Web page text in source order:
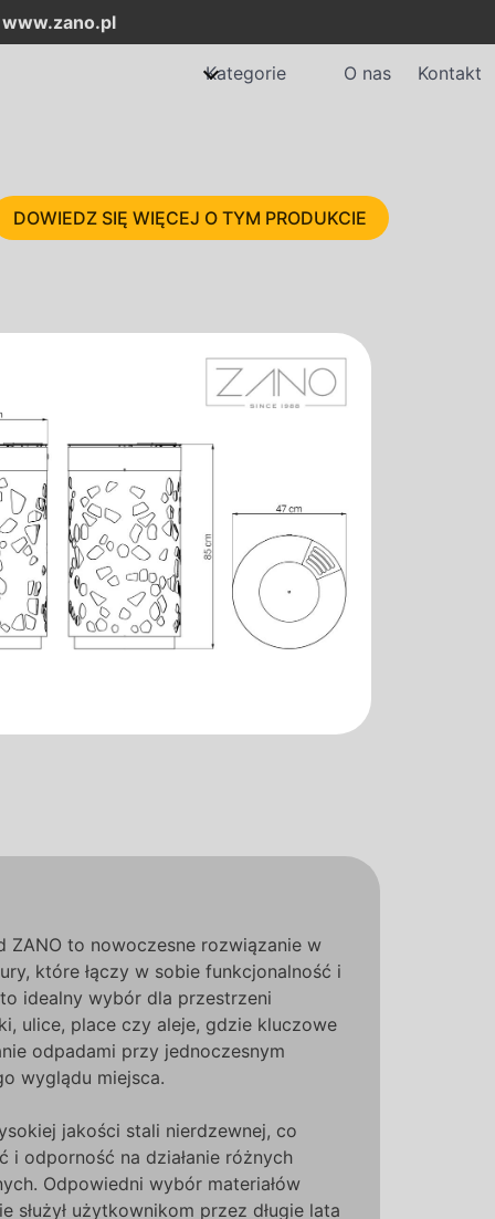
www.zano.pl
Kategorie O nas Kontakt
DOWIEDZ SIĘ WIĘCEJ O TYM PRODUKCIE
ZANO to nowoczesne rozwiązanie w
które łączy w sobie funkcjonalność i
idealny wybór dla przestrzeni
ulice, place czy aleje, gdzie kluczowe
odpadami przy jednoczesnym
wyglądu miejsca.
jakości stali nierdzewnej, co
i odporność na działanie różnych
Odpowiedni wybór materiałów
służył użytkownikom przez długie lata